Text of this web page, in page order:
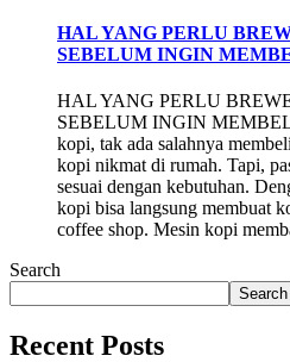
HAL YANG PERLU
SEBELUM INGIN
HAL YANG PERLU
SEBELUM INGIN
kopi, tak ada salahnya
kopi nikmat di rumah. Tapi,
sesuai dengan kebutuhan.
kopi bisa langsung membuat
coffee shop. Mesin kopi
Search
Search
Recent Posts